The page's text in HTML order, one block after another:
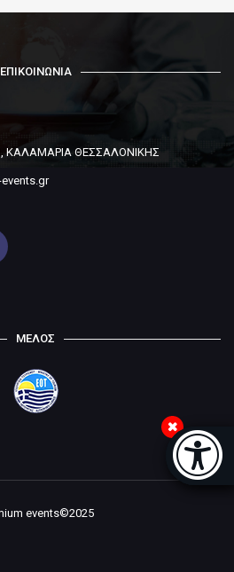
Μπάρα
ΕΠΙΚΟΙΝΩΝΙΑ
ΚΑΛΑΜΑΡΙΑ ΘΕΣΣΑΛΟΝΙΚΗΣ
ΜΕΛΟΣ
events©2025